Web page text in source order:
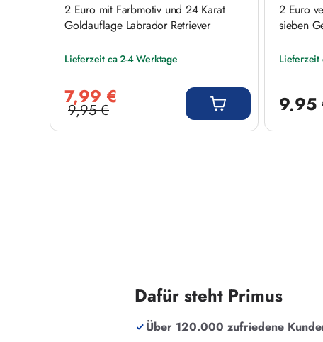
2 Euro mit Farbmotiv und 24 Karat
Goldauflage Labrador Retriever
Lieferzeit ca 2-4 Werktage
7,99 €
Regulärer Preis:
9,95 €
2 Euro
sieben
Lieferzeit
9,95
Dafür steht Primus
Über 120.000 zufriedene